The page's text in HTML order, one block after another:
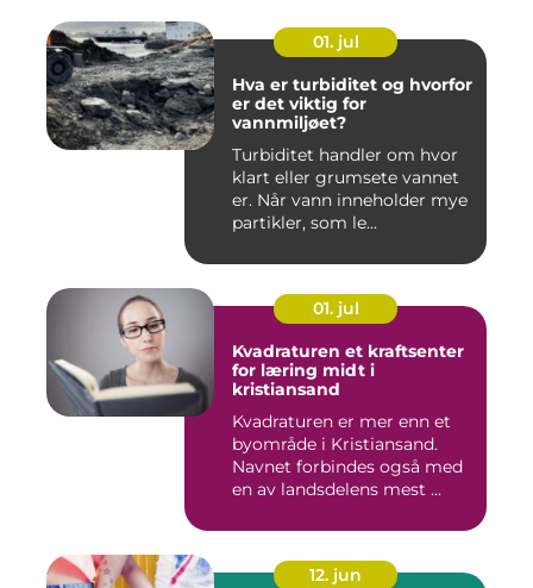
01. jul
Hva er turbiditet og hvorfor
er det viktig for
vannmiljøet?
Turbiditet handler om hvor
klart eller grumsete vannet
er. Når vann inneholder mye
partikler, som le...
01. jul
Kvadraturen et kraftsenter
for læring midt i
kristiansand
Kvadraturen er mer enn et
byområde i Kristiansand.
Navnet forbindes også med
en av landsdelens mest ...
12. jun